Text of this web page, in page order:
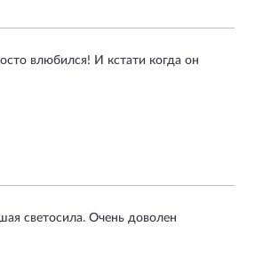
влюбился! И кстати когда он
светосила. Очень доволен